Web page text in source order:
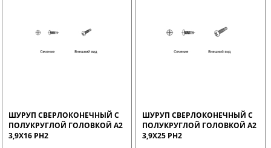
ШУРУП СВЕРЛОКОНЕЧНЫЙ С
ПОЛУКРУГЛОЙ ГОЛОВКОЙ A2
3,9X16 PH2
ШУРУП СВЕРЛОКОНЕЧНЫЙ С
ПОЛУКРУГЛОЙ ГОЛОВКОЙ A2
3,9X25 PH2